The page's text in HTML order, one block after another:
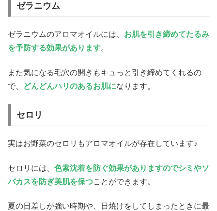
ゼラニウム
ゼラニウムのアロマオイルには、 お肌を引き締めてたるみ
を予防する効果があります。
また気になる毛穴の開きもキュっと引き締めてくれるの
で、
どんどんハリのあるお肌になります。
セロリ
実はお野菜のセロリもアロマオイルが存在しています♪
セロリには、 色素沈着を防ぐ効果がありますのでシミやソ
バカスを防ぎ美肌を保つことができます。
夏の日差しが強い時期や、日焼けをしてしまったときに最